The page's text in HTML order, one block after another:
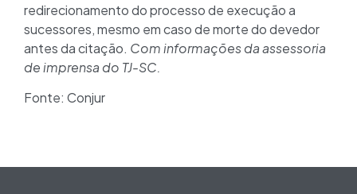
redirecionamento do processo de execução a
sucessores, mesmo em caso de morte do devedor
antes da citação. Com informações da assessoria
de imprensa do TJ-SC.
Fonte: Conjur